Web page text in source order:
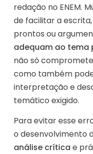
redação no ENEM.
de facilitar a
prontos ou
adequam ao tema
não só
como também
interpretação e
temático exigido.
Para evitar esse
o desenvolvimento
análise crítica e